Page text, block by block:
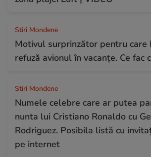
Stiri Mondene
Motivul surprinzător pentru care
refuză avionul în vacanțe. Ce fac
Stiri Mondene
Numele celebre care ar putea
nunta lui Cristiano Ronaldo cu
Rodriguez. Posibila listă cu
pe internet